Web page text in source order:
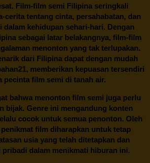
Film-film semi Filipina seringkali
cerita tentang cinta, persahabatan, dan
dalam kehidupan sehari-hari. Dengan
sebagai latar belakangnya, film-film
menonton yang tak terlupakan.
dari Filipina dapat dengan mudah
, memberikan kepuasan tersendiri
pecinta film semi di tanah air.
bahwa menonton film semi juga perlu
bijak. Genre ini mengandung konten
cocok untuk semua penonton. Oleh
film diharapkan untuk tetap
usia yang telah ditetapkan dan
pribadi dalam menikmati hiburan ini.